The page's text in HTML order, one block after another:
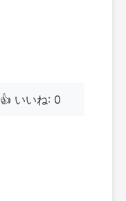
👍 いいね: 0